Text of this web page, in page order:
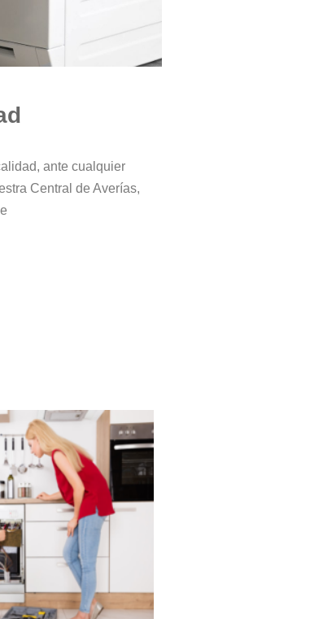
ante cualquier
Central de Averías,